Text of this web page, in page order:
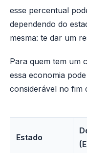
esse percentual
dependendo do
mesma: te dar um
Para quem tem um
essa economia
considerável no fim
Estado